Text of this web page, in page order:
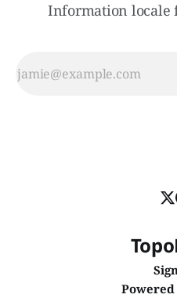
Information locale